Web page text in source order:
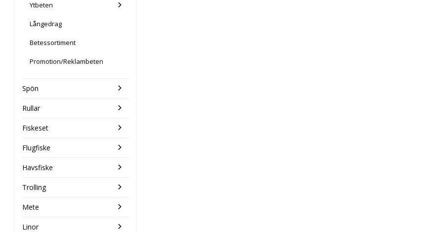
Ytbeten
Långedrag
Betessortiment
Promotion/Reklambeten
Spön
Rullar
Fiskeset
Flugfiske
Havsfiske
Trolling
Mete
Linor